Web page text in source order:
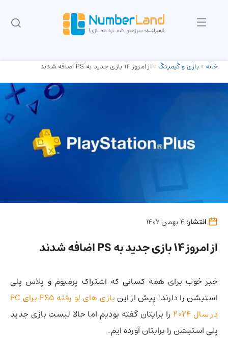
خانه »بازی و گیمینگ »از امروز ۱۴ بازی جدید به PS اضافه شدند
انتشار:
از امروز ۱۴ بازی جدید به PS اضافه شدند
خبر خوب برای همه کسانی که اشتراک پرمیوم و پلاس پلی
استیشن را دارند! پیش از این
بازی های لو رفته PS5 برای PC
در سال 2024
را برایتان گفته بودیم اما حالا لیست بازی جدید
پلی استیشن را برایتان آورده ایم.